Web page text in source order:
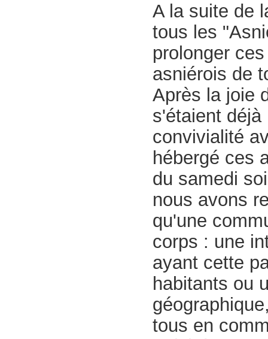
A la suite de
tous les
prolonger
asniérois de
Après la joie
s'étaient
convivialité
hébergé ces
du samedi
nous avons
qu'une
corps : une
ayant cette
habitants ou
tous en